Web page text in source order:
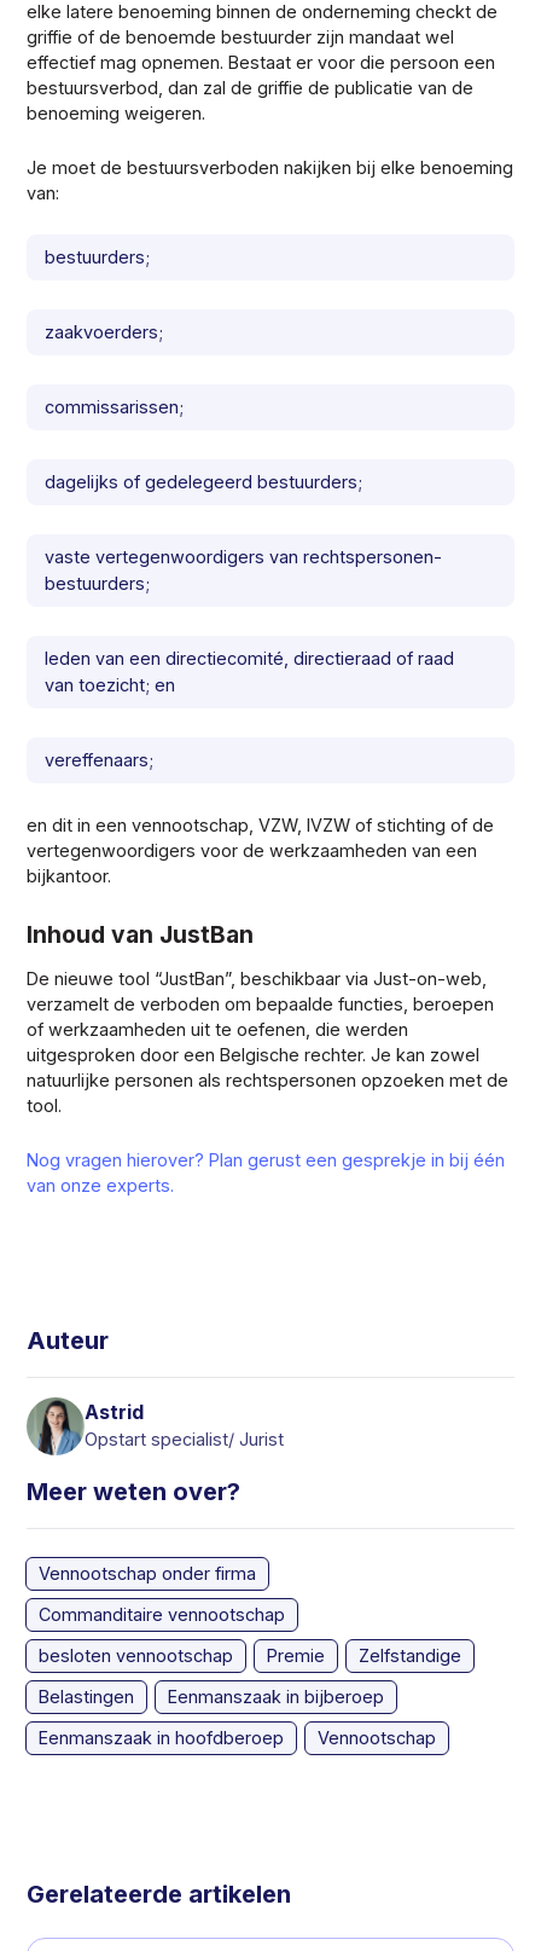
elke latere benoeming binnen de onderneming checkt de
griffie of de benoemde bestuurder zijn mandaat wel
effectief mag opnemen. Bestaat er voor die persoon een
bestuursverbod, dan zal de griffie de publicatie van de
benoeming weigeren.
Je moet de bestuursverboden nakijken bij elke benoeming
van:
bestuurders;
zaakvoerders;
commissarissen;
dagelijks of gedelegeerd bestuurders;
vaste vertegenwoordigers van rechtspersonen-
bestuurders;
leden van een directiecomité, directieraad of raad
van toezicht; en
vereffenaars;
en dit in een vennootschap, VZW, IVZW of stichting of de
vertegenwoordigers voor de werkzaamheden van een
bijkantoor.
Inhoud van JustBan
De nieuwe tool “JustBan”, beschikbaar via Just-on-web,
verzamelt de verboden om bepaalde functies, beroepen
of werkzaamheden uit te oefenen, die werden
uitgesproken door een Belgische rechter. Je kan zowel
natuurlijke personen als rechtspersonen opzoeken met de
tool.
Nog vragen hierover? Plan gerust een gesprekje in bij één
van onze experts.
Auteur
Astrid
Opstart specialist/ Jurist
Meer weten over?
Vennootschap onder firma
Commanditaire vennootschap
besloten vennootschap
Premie
Zelfstandige
Belastingen
Eenmanszaak in bijberoep
Eenmanszaak in hoofdberoep
Vennootschap
Gerelateerde artikelen